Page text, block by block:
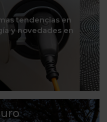
tendencias en
y novedades en